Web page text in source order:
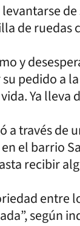
de
de ruedas
y
pedido a
Ya lleva
a través de
el barrio
recibir
entre
según